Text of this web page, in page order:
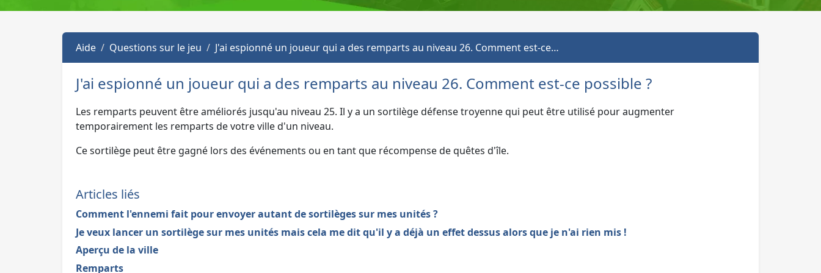
Aide Questions sur le jeu J'ai espionné un joueur qui a des remparts au niveau 26. Comment est-ce…
J'ai espionné un joueur qui a des remparts au niveau 26. Comment est-ce possible ?
Les remparts peuvent être améliorés jusqu'au niveau 25. Il y a un sortilège défense troyenne qui peut être utilisé pour augmenter
temporairement les remparts de votre ville d'un niveau.
Ce sortilège peut être gagné lors des événements ou en tant que récompense de quêtes d'île.
Articles liés
Comment l'ennemi fait pour envoyer autant de sortilèges sur mes unités ?
Je veux lancer un sortilège sur mes unités mais cela me dit qu'il y a déjà un effet dessus alors que je n'ai rien mis !
Aperçu de la ville
Remparts